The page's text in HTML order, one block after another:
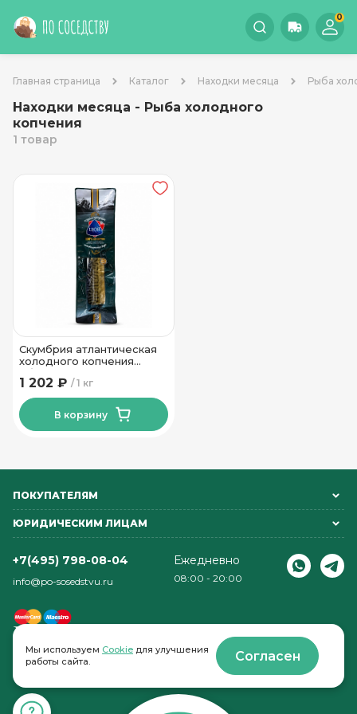
0
Главная страница Каталог Находки месяца Рыба
Находки месяца - Рыба холодного
копчения
1 товар
Скумбрия атлантическая
холодного копчения
обезглавленная
потрошеная ТМ Леор
1 кг
1 202 ₽
В корзину
ПОКУПАТЕЛЯМ
ЮРИДИЧЕСКИМ ЛИЦАМ
+7(495) 798-08-04
info@po-sosedstvu.ru
Ежедневно
08:00 - 20:00
© 2022-2026 . По соседству
Мы используем Cookie для улучшения
работы сайта.
Согласен